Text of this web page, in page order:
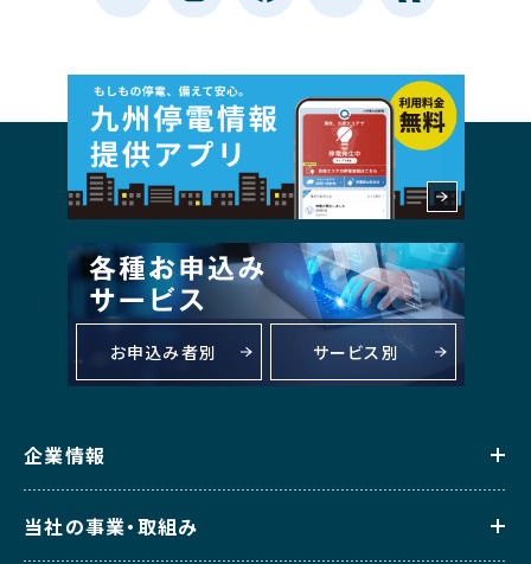
お申込み者別 サービス別
企業情報
当社の事業・取組み